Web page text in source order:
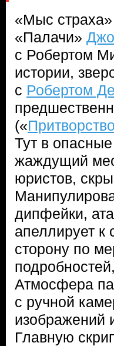
«Мыс
«Палачи»
с Робертом
истории,
с Робертом
(«Притворство
Тут в
жаждущий
юристов,
дипфейки,
апеллирует
сторону по
Атмосфера
с ручной
изображений
Главную